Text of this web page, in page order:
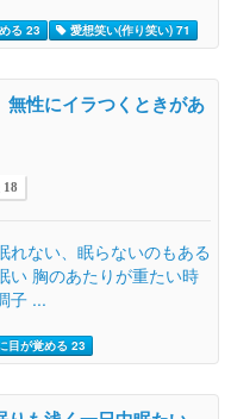
る 23 愛想笑い(作り笑い) 71
性にイラつくときがあ
れない、眠らないのもある
い 胸のあたりが重たい時
子 ...
目が覚める 23